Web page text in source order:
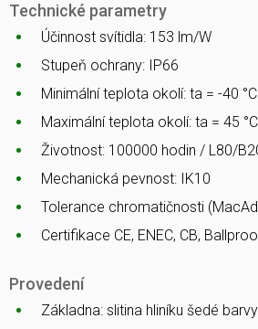
Technické parametry
Účinnost svítidla: 153 lm/W
Stupeň ochrany: IP66
Minimální teplota okolí: ta = -40 °C
Maximální teplota okolí: ta = 45 °C
Životnost: 100000 hodin / L80/
Mechanická pevnost: IK10
Tolerance chromatičnosti
Certifikace CE, ENEC, CB,
Provedení
Základna: slitina hliníku šedé